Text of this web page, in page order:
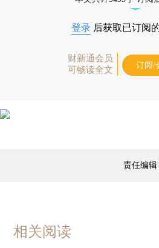
登录 后获取已订阅
财新通会员
可畅读全文
订阅/
责任编
相关阅读